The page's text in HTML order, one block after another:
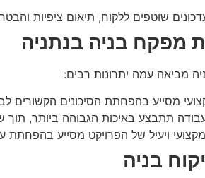
שוטפים ללקוח, תיאום ציפיות
מפקח בניה בנתניה
מביאה עמה יתרונות רבים:
מסייע בהפחתת הסיכונים הקשורים
תתבצע באיכות הגבוהה ביותר, תוך
מקצועי ויעיל של הפרויקט מסייע בהפחתת
בניה